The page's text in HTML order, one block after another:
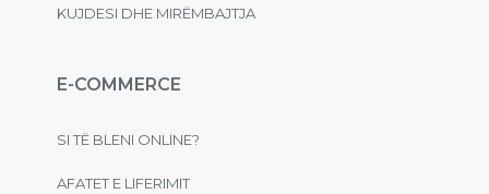
KUJDESI DHE MIRËMBAJTJA
E-COMMERCE
SI TË BLENI ONLINE?
AFATET E LIFERIMIT